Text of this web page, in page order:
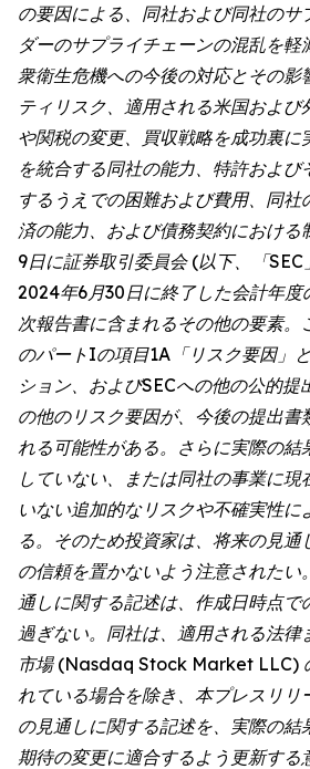
の要因による、同社および同社のサ
ダーのサプライチェーンの混乱を
衆衛生危機への今後の対応とその影
ティリスク、適用される米国および
や関税の変更、買収戦略を成功裏に
を統合する同社の能力、特許および
するうえでの困難および費用、同社
済の能力、および債務契約におけ
9日に証券取引委員会 (以下、「SEC
2024年6月30日に終了した会計年
次報告書に含まれるその他の要素。
のパートIの項目1A「リスク要因」
ション、およびSECへの他の公的提
の他のリスク要因が、今後の提出書
れる可能性がある。さらに実際の結
していない、または同社の事業に
いない追加的なリスクや不確実性に
る。そのため投資家は、将来の見通
の信頼を置かないよう注意されたい
通しに関する記述は、作成日時点で
過ぎない。同社は、適用される法律
市場 (Nasdaq Stock Market LLC)
れている場合を除き、本プレスリリ
の見通しに関する記述を、実際の結
期待の変更に適合するよう更新する